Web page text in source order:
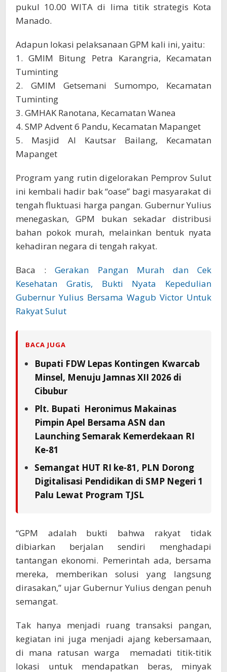
pukul 10.00 WITA di lima titik strategis Kota
Manado.
Adapun lokasi pelaksanaan GPM kali ini, yaitu:
1. GMIM Bitung Petra Karangria, Kecamatan
Tuminting
2. GMIM Getsemani Sumompo, Kecamatan
Tuminting
3. GMHAK Ranotana, Kecamatan Wanea
4. SMP Advent 6 Pandu, Kecamatan Mapanget
5. Masjid Al Kautsar Bailang, Kecamatan
Mapanget
Program yang rutin digelorakan Pemprov Sulut
ini kembali hadir bak “oase” bagi masyarakat di
tengah fluktuasi harga pangan. Gubernur Yulius
menegaskan, GPM bukan sekadar distribusi
bahan pokok murah, melainkan bentuk nyata
kehadiran negara di tengah rakyat.
Baca :Gerakan Pangan Murah dan Cek
Kesehatan Gratis, Bukti Nyata Kepedulian
Gubernur Yulius Bersama Wagub Victor Untuk
Rakyat Sulut
BACA JUGA
Bupati FDW Lepas Kontingen Kwarcab
Minsel, Menuju Jamnas XII 2026 di
Cibubur
Plt. Bupati Heronimus Makainas
Pimpin Apel Bersama ASN dan
Launching Semarak Kemerdekaan RI
Ke-81
Semangat HUT RI ke-81, PLN Dorong
Digitalisasi Pendidikan di SMP Negeri 1
Palu Lewat Program TJSL
“GPM adalah bukti bahwa rakyat tidak
dibiarkan berjalan sendiri menghadapi
tantangan ekonomi. Pemerintah ada, bersama
mereka, memberikan solusi yang langsung
dirasakan,” ujar Gubernur Yulius dengan penuh
semangat.
Tak hanya menjadi ruang transaksi pangan,
kegiatan ini juga menjadi ajang kebersamaan,
di mana ratusan warga memadati titik-titik
lokasi untuk mendapatkan beras, minyak